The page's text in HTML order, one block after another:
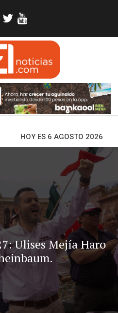
HOY ES 6 AGOSTO 2026
Ulises Mejía Haro